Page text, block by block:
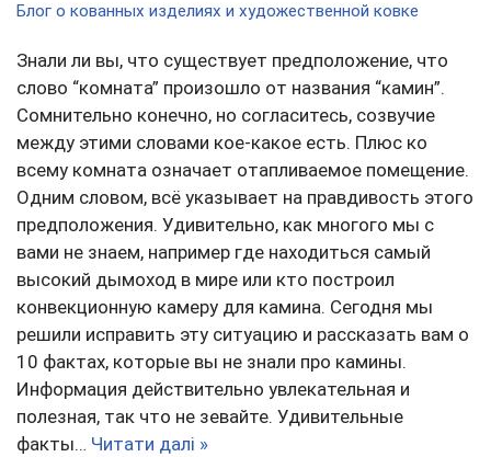
Блог о кованных изделиях и художественной ковке
Знали ли вы, что существует предположение, что
слово “комната” произошло от названия “камин”.
Сомнительно конечно, но согласитесь, созвучие
между этими словами кое-какое есть. Плюс ко
всему комната означает отапливаемое помещение.
Одним словом, всё указывает на правдивость этого
предположения. Удивительно, как многого мы с
вами не знаем, например где находиться самый
высокий дымоход в мире или кто построил
конвекционную камеру для камина. Сегодня мы
решили исправить эту ситуацию и рассказать вам о
10 фактах, которые вы не знали про камины.
Информация действительно увлекательная и
полезная, так что не зевайте. Удивительные
факты… Читати далі »